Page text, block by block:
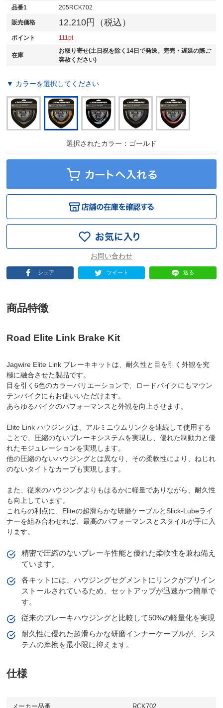
品番1
205RCK702
販売価格 12,210円（税込）
ポイント 111
在庫
お取り寄せ(土日祝を除く14日で発送。完売・遅延の際ご
容赦ください)
▼ カラーを選択してください
選択されたカラー：ゴールド
シェア ツイート 送る
商品特徴
Road Elite Link Brake Kit
Jagwire Elite Link ブレーキキットは、耐久性と目を引く外観を究
極に融合させた製品です。
目を引く6色のカラーバリエーションで、ロードバイクにもマウン
テンバイクにもお使いいただけます。
あらゆるバイクのパフォーマンスと外観を向上させます。
Elite Link ハウジングは、アルミニウムリンクを連続して使用する
ことで、圧縮のないブレーキシステムを実現し、優れた制動力と優
れたモジュレーションを実現します。
他の圧縮のないハウジングとは異なり、その柔軟性により、ねじれ
のないタイトなカーブも実現します。
また、従来のハウジングよりもはるかに軽量でありながら、耐久性
も向上しています。
これらの利点に、Eliteの超滑らかな研磨ケーブルとSlick-Lubeライ
ナーを組み合わせれば、最高のパフォーマンスとスタイルが手に入
ります。
精密で圧縮のないブレーキ性能と優れた柔軟性を兼ね備え
ています。
各キットには、ハウジングセグメントにリンクがプリイン
ストールされているため、セットアップが迅速かつ簡単で
す。
従来のブレーキハウジングと比較して50%の軽量化を実現
耐久性に優れた超滑らかな研磨インナーケーブルが、シス
テムの摩擦を最小限に抑えます。
仕様
メーカー品番 RCK702